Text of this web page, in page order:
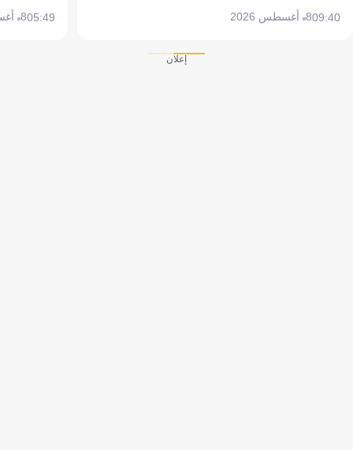
09:408 أغسطس 2026 05:498 أغسطس 2026
إعلان